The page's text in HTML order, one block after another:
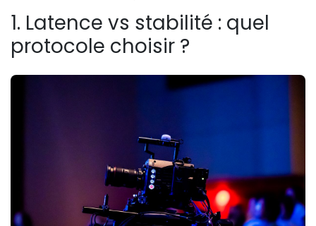
1. Latence vs stabilité : quel
protocole choisir ?